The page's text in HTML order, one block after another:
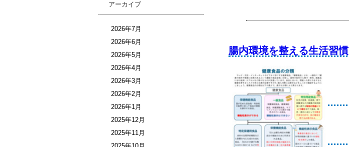
腸内環境を整える生活習慣
アーカイブ
2026年7月
2026年6月
2026年5月
2026年4月
2026年3月
2026年2月
2026年1月
2025年12月
2025年11月